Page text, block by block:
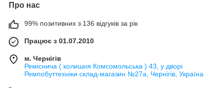
Про нас
99% позитивних з 136 відгуків за рік
Працює з 01.07.2010
м. Чернігів
Реміснича ( колишня Комсомольська ) 43, у дворі
Ремпобуттехніки склад-магазин №27a, Чернігів, Україна